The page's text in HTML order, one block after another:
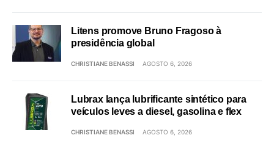
Litens promove Bruno Fragoso à
presidência global
CHRISTIANE BENASSI AGOSTO 6, 2026
Lubrax lança lubrificante sintético para
veículos leves a diesel, gasolina e flex
CHRISTIANE BENASSI AGOSTO 6, 2026